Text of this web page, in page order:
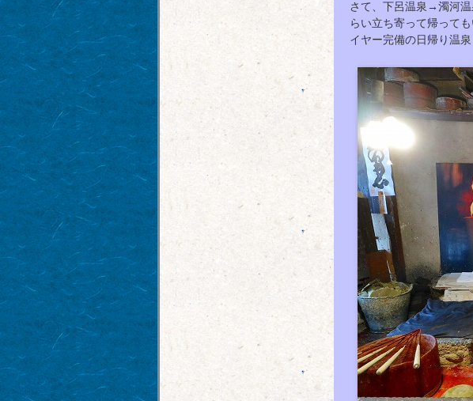
さて、下呂温泉→濁河
らい立ち寄って帰って
イヤー完備の日帰り温